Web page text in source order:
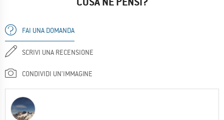
FAI UNA DOMANDA
SCRIVI UNA RECENSIONE
CONDIVIDI UN'IMMAGINE